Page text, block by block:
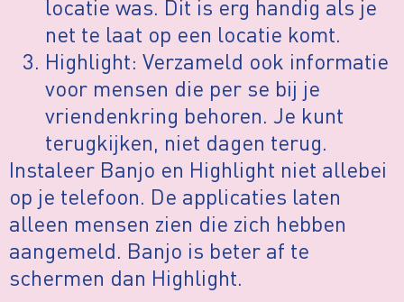
locatie was. Dit is erg handig als je
net te laat op een locatie komt.
Highlight: Verzameld ook informatie
voor mensen die per se bij je
vriendenkring behoren. Je kunt
terugkijken, niet dagen terug.
Instaleer Banjo en Highlight niet allebei
op je telefoon. De applicaties laten
alleen mensen zien die zich hebben
aangemeld. Banjo is beter af te
schermen dan Highlight.